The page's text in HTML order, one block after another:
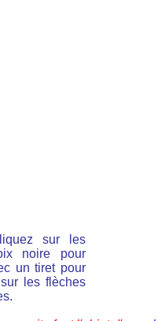
sur les
noire pour
un tiret pour
les flèches